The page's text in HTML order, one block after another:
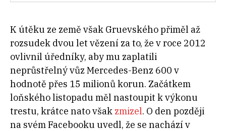
K útěku ze země však Gruevského přiměl až
rozsudek dvou let vězení za to, že v roce 2012
ovlivnil úředníky, aby mu zaplatili
neprůstřelný vůz Mercedes-Benz 600 v
hodnotě přes 15 milionů korun. Začátkem
loňského listopadu měl nastoupit k výkonu
trestu, krátce nato však zmizel. O den později
na svém Facebooku uvedl, že se nachází v